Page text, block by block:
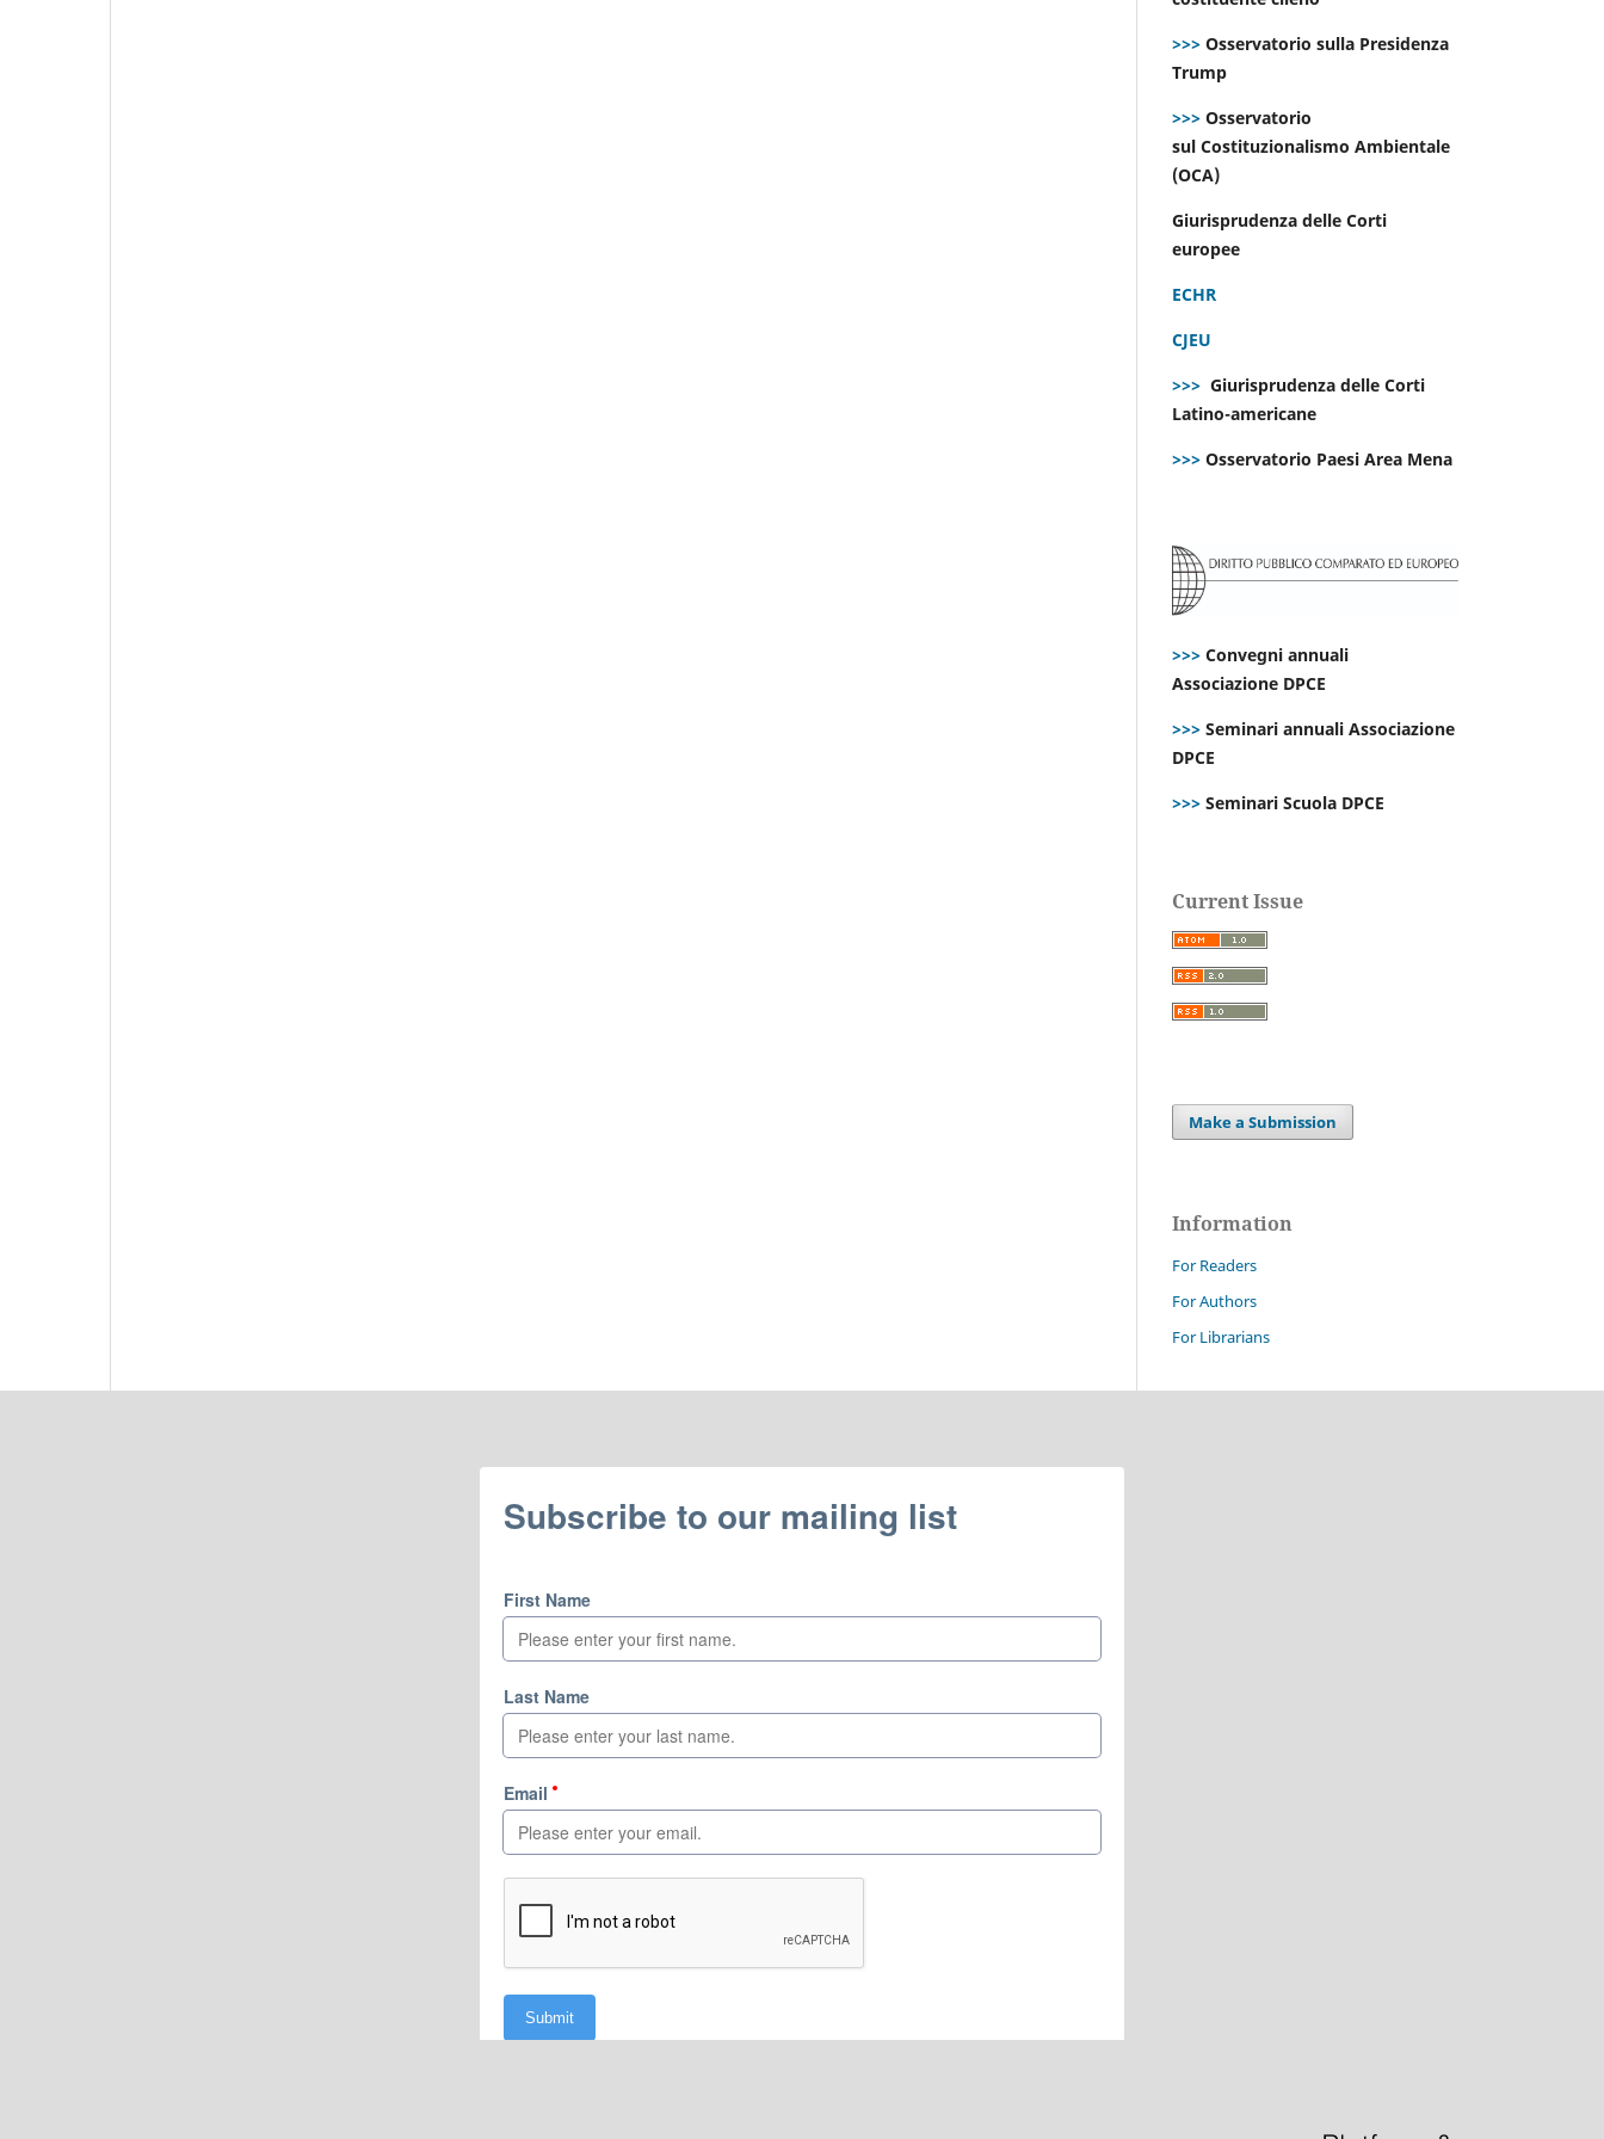
>>> Osservatorio sulla Presidenza
Trump
>>> Osservatorio
sul Costituzionalismo Ambientale
(OCA)
Giurisprudenza delle Corti
europee
ECHR
CJEU
>>> Giurisprudenza delle Corti
Latino-americane
>>> Osservatorio Paesi Area Mena
>>> Convegni annuali
Associazione DPCE
>>> Seminari annuali Associazione
DPCE
>>> Seminari Scuola DPCE
Current Issue
Make a Submission
Information
For Readers
For Authors
For Librarians